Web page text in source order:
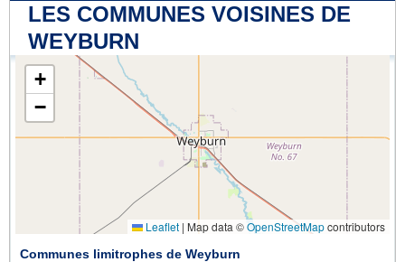
LES COMMUNES VOISINES DE
WEYBURN
+
−
Leaflet | Map data ©OpenStreetMapcontributors
Communes limitrophes de Weyburn